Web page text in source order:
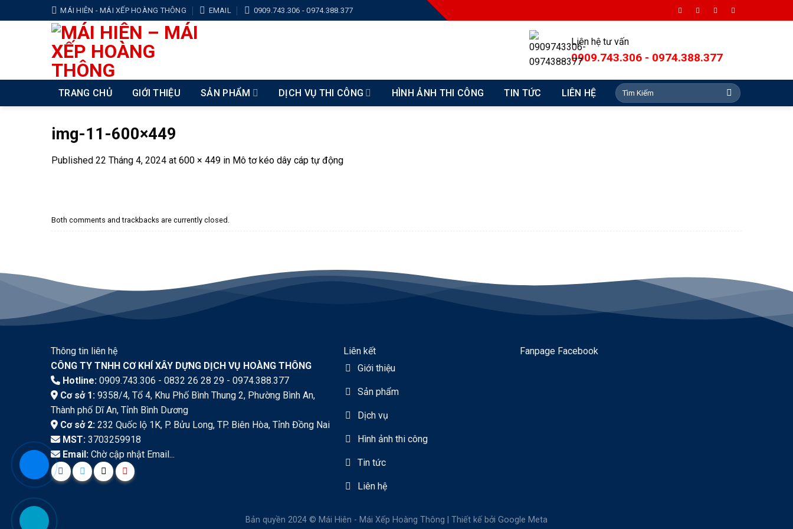
to
MÁI HIÊN - MÁI XẾP HOÀNG THÔNG EMAIL 0909.743.306 - 0974.388.377
Liên hệ tư vấn
0909.743.306 - 0974.388.377
TRANG CHỦ GIỚI THIỆU SẢN PHẨM DỊCH VỤ THI CÔNG HÌNH ẢNH THI CÔNG TIN TỨC LIÊN HỆ
Search
for:
img-11-600×449
Published 22 Tháng 4, 2024 at 600 × 449 in Mô tơ kéo dây cáp tự động
Both comments and trackbacks are currently closed.
Thông tin liên hệ
CÔNG TY TNHH CƠ KHÍ XÂY DỰNG DỊCH VỤ HOÀNG THÔNG
Hotline:0909.743.306 - 0832 26 28 29 - 0974.388.377
Cơ sở 1:9358/4, Tổ 4, Khu Phố Bình Thung 2, Phường Bình An,
Thành phố Dĩ An, Tỉnh Bình Dương
Cơ sở 2:232 Quốc lộ 1K, P. Bửu Long, TP. Biên Hòa, Tỉnh Đồng Nai
MST:3703259918
Email:Chờ cập nhật Email...
Liên kết
Giới thiệu
Sản phẩm
Dịch vụ
Hình ảnh thi công
Tin tức
Liên hệ
Fanpage Facebook
Bản quyền 2024 © Mái Hiên - Mái Xếp Hoàng Thông | Thiết kế bởi Google Meta